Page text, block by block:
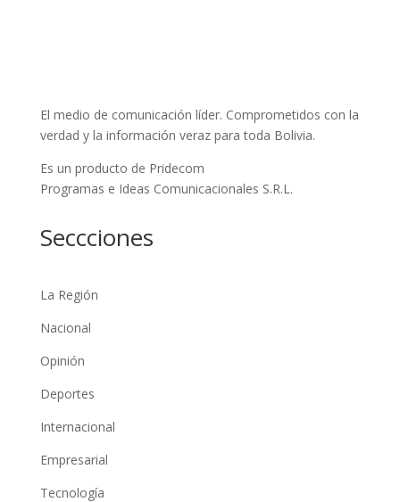
El medio de comunicación líder. Comprometidos con la
verdad y la información veraz para toda Bolivia.
Es un producto de Pridecom
Programas e Ideas Comunicacionales S.R.L.
Seccciones
La Región
Nacional
Opinión
Deportes
Internacional
Empresarial
Tecnología